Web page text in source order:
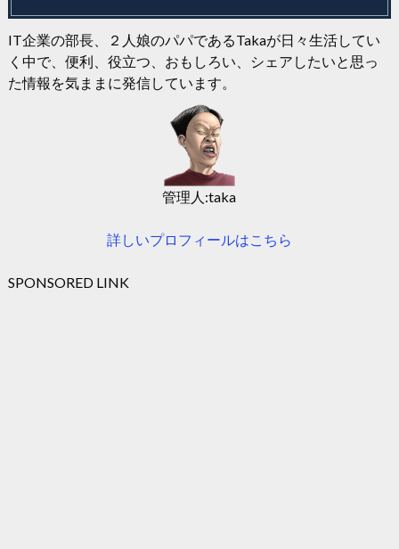
IT企業の部長、２人娘のパパであるTakaが日々生活してい
く中で、便利、役立つ、おもしろい、シェアしたいと思っ
た情報を気ままに発信しています。
管理人:taka
詳しいプロフィールはこちら
SPONSORED LINK